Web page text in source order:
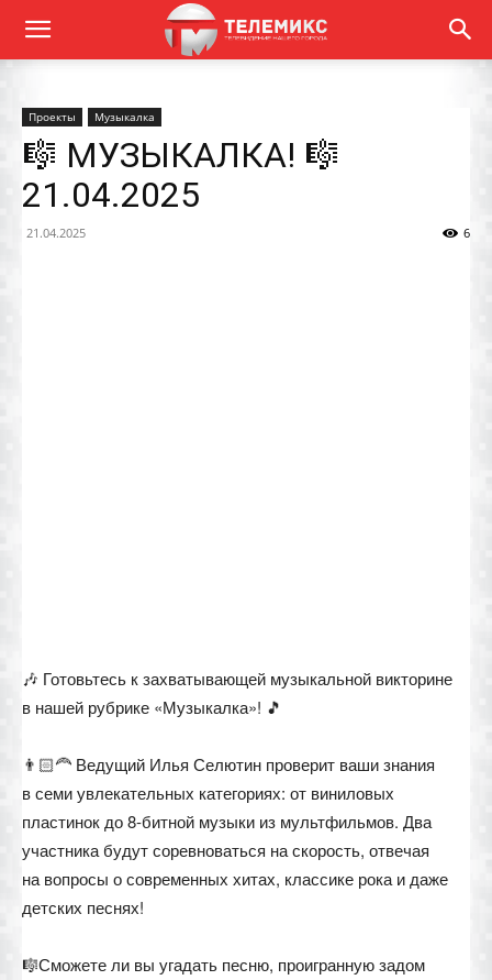
Проекты Музыкалка
🎼 МУЗЫКАЛКА! 🎼
21.04.2025
21.04.2025 6
🎶 Готовьтесь к захватывающей музыкальной викторине
в нашей рубрике «Музыкалка»! 🎵
👨🏻‍🦰 Ведущий Илья Селютин проверит ваши знания
в семи увлекательных категориях: от виниловых
пластинок до 8-битной музыки из мультфильмов. Два
участника будут соревноваться на скорость, отвечая
на вопросы о современных хитах, классике рока и даже
детских песнях!
🎼Сможете ли вы угадать песню, проигранную задом